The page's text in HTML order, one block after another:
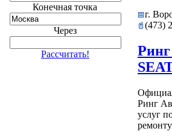
Конечная точка
Через
Рассчитать!
г.
(473)
Ринг
услуг